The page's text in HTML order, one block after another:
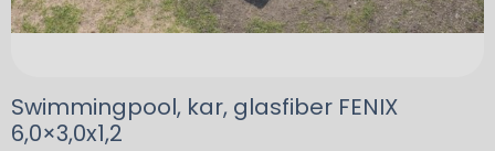
Swimmingpool, kar, glasfiber FENIX
6,0×3,0x1,2